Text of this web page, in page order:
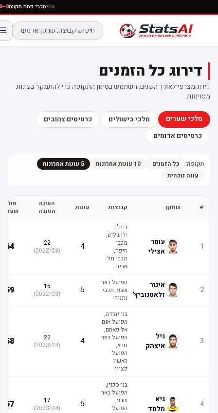
חימכבי פתח
☰
דירוג כל הזמנים
דירוג מצרפי לאורך השנים. השתמש בסינון התקופה כדי להתמקד בעונות
מסוימות.
מלכי שערים מלכי בישולים
כרטיסים צהובים
כרטיסים אדומים
תקופה: כל הזמנים 10 עונות אחרונות
5 עונות אחרונות
עונה נוכחית
שחקן קבוצות עונות
העונה
הטובה
סה"כ
שערים
עומר
אצילי
בית"ר
ירושלים,
מכבי
חיפה,
מכבי תל
אביב
22
2022/23
)
64
איגור
זלאטנוביץ'
הפועל באר
שבע, מכבי
נתניה
15
2022/23
)
59
גיל
איצהק
בני יהודה,
הפועל אום
אל-פאחם,
הפועל כפר
סבא,
הפועל
ראשון
לציון
22
2023/24
)
58
גיא
מלמד
בני סכנין,
הפועל באר
שבע,
הפועל
17
2023/24
)
57